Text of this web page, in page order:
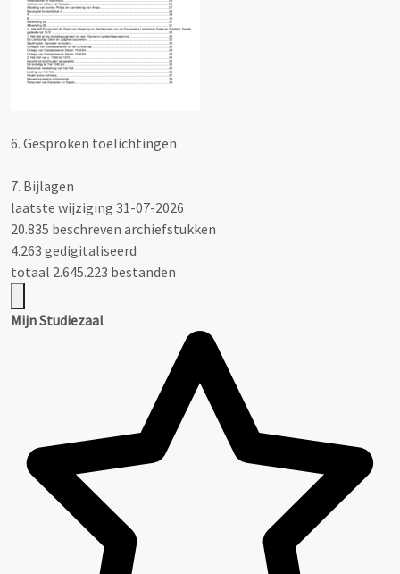
6. Gesproken toelichtingen
7. Bijlagen
laatste wijziging 31-07-2026
20.835 beschreven archiefstukken
4.263 gedigitaliseerd
totaal 2.645.223 bestanden
Mijn Studiezaal